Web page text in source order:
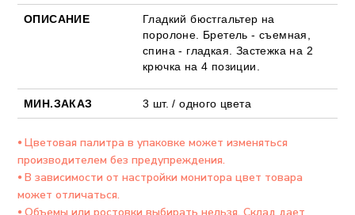
ОПИСАНИЕ
Гладкий бюстгальтер на
поролоне. Бретель - съемная,
спина - гладкая. Застежка на 2
крючка на 4 позиции.
МИН.ЗАКАЗ 3 шт. / одного цвета
⦁ Цветовая палитра в упаковке может изменяться
производителем без предупреждения.
⦁ В зависимости от настройки монитора цвет товара
может отличаться.